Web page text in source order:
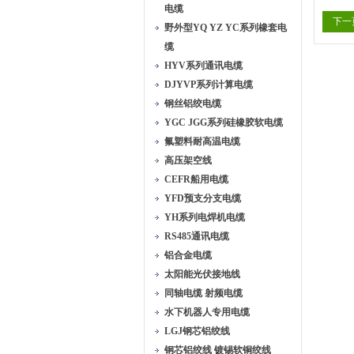
电缆
野外型YQ YZ YC系列橡套电
缆
HYV系列通讯电缆
DJYVP系列计算电缆
钢丝铝绞电缆
YGC JGG系列硅橡胶软电缆
氟塑料耐高温电缆
高压架空线
CEFR船用电缆
YFD预支分支电缆
YH系列电焊机电缆
RS485通讯电缆
铝合金电缆
太阳能光伏接地线
同轴电缆 射频电缆
水下机器人专用电缆
LGJ钢芯铝绞线
钢芯铝绞线 镀锡软铜绞线
下一